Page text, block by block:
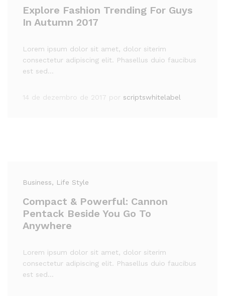
Explore Fashion Trending For Guys
In Autumn 2017
Lorem ipsum dolor sit amet, dolor siterim
consectetur adipiscing elit. Phasellus duio faucibus
est sed…
14 de dezembro de 2017 por scriptswhitelabel
Business, Life Style
Compact & Powerful: Cannon
Pentack Beside You Go To
Anywhere
Lorem ipsum dolor sit amet, dolor siterim
consectetur adipiscing elit. Phasellus duio faucibus
est sed…